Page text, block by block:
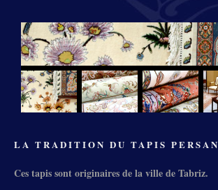
LA TRADITION DU TAPIS PERSAN
Ces tapis sont originaires de la ville de Tabriz.